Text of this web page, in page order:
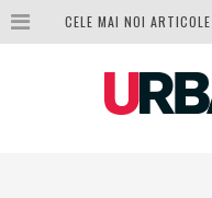
CELE MAI NOI ARTICOLE